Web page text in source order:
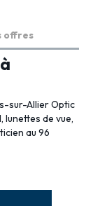
offres
sur-Allier Optic
de vue,
au 96